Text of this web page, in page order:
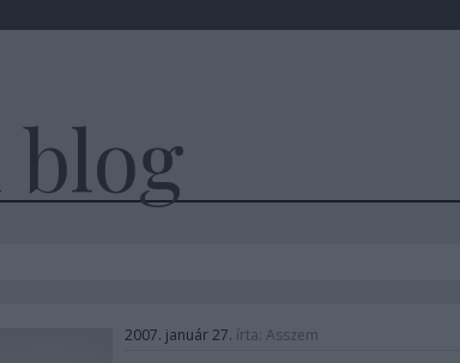
blog
2007. január 27. írta: Asszem